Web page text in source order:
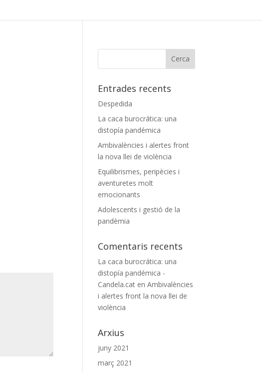
Entrades recents
Despedida
La caca burocrática: una
distopía pandémica
Ambivalències i alertes front
la nova llei de violència
Equilibrismes, peripècies i
aventuretes molt
emocionants
Adolescents i gestió de la
pandèmia
Comentaris recents
La caca burocrática: una
distopía pandémica -
Candela.cat enAmbivalències
i alertes front la nova llei de
violència
Arxius
juny 2021
març 2021